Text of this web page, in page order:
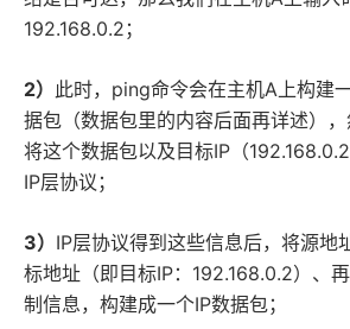
192.168.0.2；
2） 此时，ping命令会在主机A上构建
据包（数据包里的内容后面再详述）
将这个数据包以及目标IP（
IP层协议；
3） IP层协议得到这些信息后，将源地
标地址（即目标IP：192.168.0.2）、
制信息，构建成一个IP数据包；